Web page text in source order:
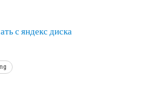
с яндекс диска